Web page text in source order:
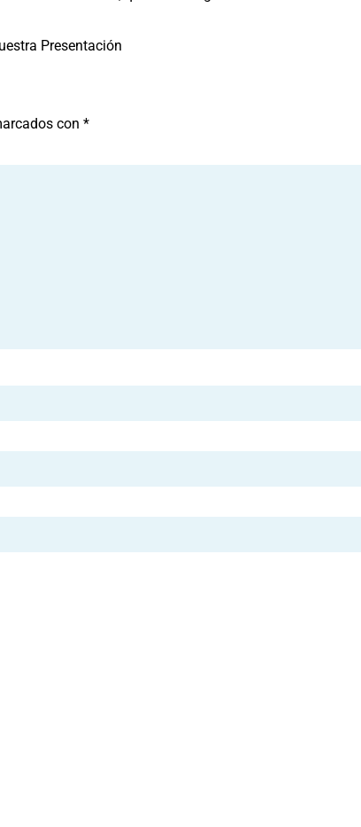
Presentación
con *